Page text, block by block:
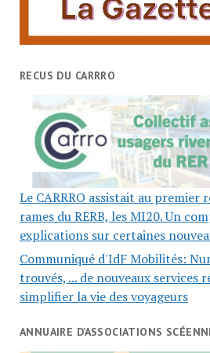
RECUS DU CARRRO
Le CARRRO assistait au premier
rames du RERB, les MI20. Un
explications sur certaines
Communiqué d'IdF Mobilités:
trouvés, ... de nouveaux services
simplifier la vie des voyageurs
ANNUAIRE D’ASSOCIATIONS